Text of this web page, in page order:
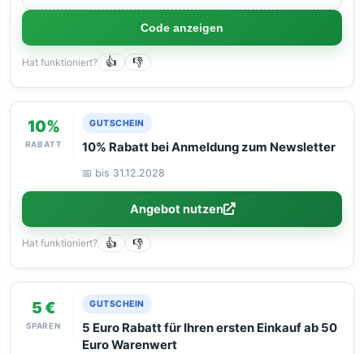
Code anzeigen
Hat funktioniert? 👍 👎
10%
RABATT
GUTSCHEIN
10% Rabatt bei Anmeldung zum Newsletter
📅 bis 31.12.2028
Angebot nutzen
Hat funktioniert? 👍 👎
5 €
SPAREN
GUTSCHEIN
5 Euro Rabatt für Ihren ersten Einkauf ab 50
Euro Warenwert